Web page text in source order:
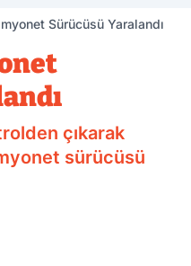
Sürücüsü Yaralandı
çıkarak
sürücüsü